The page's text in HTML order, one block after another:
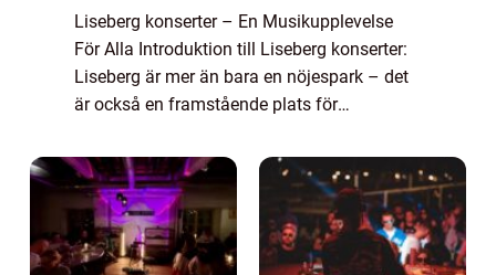
Liseberg konserter – En Musikupplevelse
För Alla Introduktion till Liseberg konserter:
Liseberg är mer än bara en nöjespark – det
är också en framstående plats för
lockar Liseberg konserter tus...